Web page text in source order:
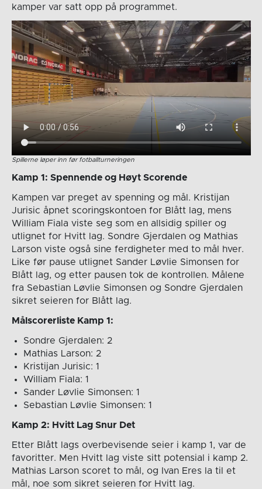
kamper var satt opp på programmet.
Spillerne løper inn før fotballturneringen
Kamp 1: Spennende og Høyt Scorende
Kampen var preget av spenning og mål. Kristijan
Jurisic åpnet scoringskontoen for Blått lag, mens
William Fiala viste seg som en allsidig spiller og
utlignet for Hvitt lag. Sondre Gjerdalen og Mathias
Larson viste også sine ferdigheter med to mål hver.
Like før pause utlignet Sander Løvlie Simonsen for
Blått lag, og etter pausen tok de kontrollen. Målene
fra Sebastian Løvlie Simonsen og Sondre Gjerdalen
sikret seieren for Blått lag.
Målscorerliste Kamp 1:
Sondre Gjerdalen: 2
Mathias Larson: 2
Kristijan Jurisic: 1
William Fiala: 1
Sander Løvlie Simonsen: 1
Sebastian Løvlie Simonsen: 1
Kamp 2: Hvitt Lag Snur Det
Etter Blått lags overbevisende seier i kamp 1, var de
favoritter. Men Hvitt lag viste sitt potensial i kamp 2.
Mathias Larson scoret to mål, og Ivan Eres la til et
mål, noe som sikret seieren for Hvitt lag.